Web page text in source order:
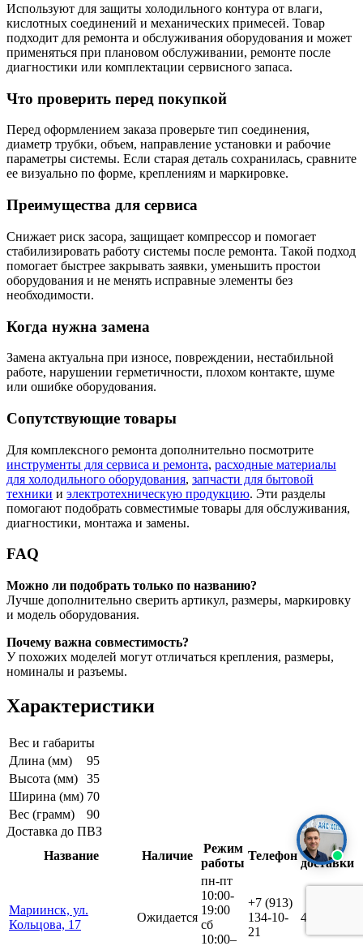
Используют для защиты холодильного контура от влаги,
кислотных соединений и механических примесей. Товар
подходит для ремонта и обслуживания оборудования и может
применяться при плановом обслуживании, ремонте после
диагностики или комплектации сервисного запаса.
Что проверить перед покупкой
Перед оформлением заказа проверьте тип соединения,
диаметр трубки, объем, направление установки и рабочие
параметры системы. Если старая деталь сохранилась, сравните
ее визуально по форме, креплениям и маркировке.
Преимущества для сервиса
Снижает риск засора, защищает компрессор и помогает
стабилизировать работу системы после ремонта. Такой подход
помогает быстрее закрывать заявки, уменьшить простои
оборудования и не менять исправные элементы без
необходимости.
Когда нужна замена
Замена актуальна при износе, повреждении, нестабильной
работе, нарушении герметичности, плохом контакте, шуме
или ошибке оборудования.
Сопутствующие товары
Для комплексного ремонта дополнительно посмотрите
инструменты для сервиса и ремонта, расходные материалы
для холодильного оборудования, запчасти для бытовой
техники и электротехническую продукцию. Эти разделы
помогают подобрать совместимые товары для обслуживания,
диагностики, монтажа и замены.
FAQ
Можно ли подобрать только по названию?
Лучше дополнительно сверить артикул, размеры, маркировку
и модель оборудования.
Почему важна совместимость?
У похожих моделей могут отличаться крепления, размеры,
номиналы и разъемы.
Характеристики
Вес и габариты
Длина (мм)
95
Высота (мм)
35
Ширина (мм) 70
Вес (грамм)
90
Доставка до ПВЗ
Название
Наличие
Режим
работы
Телефон
Срок
доставки
Мариинск, ул.
Кольцова, 17
Ожидается
пн-пт
10:00-
19:00
сб
10:00–
+7 (913)
134-10-
21
4 дня